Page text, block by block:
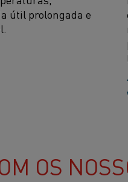
útil prolongada e
OS